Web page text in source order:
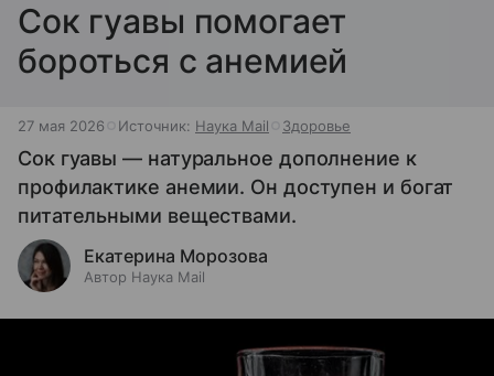
Сок гуавы помогает
бороться с анемией
27 мая 2026 Источник: Наука Mail Здоровье
Сок гуавы — натуральное дополнение к
профилактике анемии. Он доступен и богат
питательными веществами.
Екатерина Морозова
Автор Наука Mail